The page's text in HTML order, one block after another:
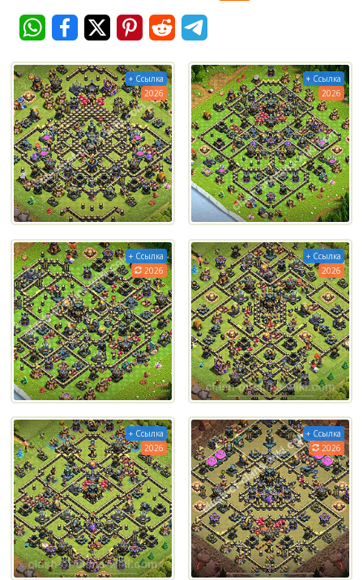
+ Ссылка
2026
+ Ссылка
2026
+ Ссылка
2026
+ Ссылка
2026
+ Ссылка
2026
+ Ссылка
2026